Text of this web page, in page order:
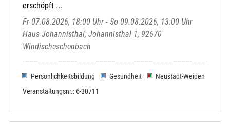
erschöpft ...
Fr 07.08.2026, 18:00 Uhr - So 09.08.2026, 13:00 Uhr
Haus Johannisthal, Johannisthal 1, 92670
Windischeschenbach
Persönlichkeitsbildung Gesundheit
Neustadt-Weiden
Veranstaltungsnr.: 6-30711